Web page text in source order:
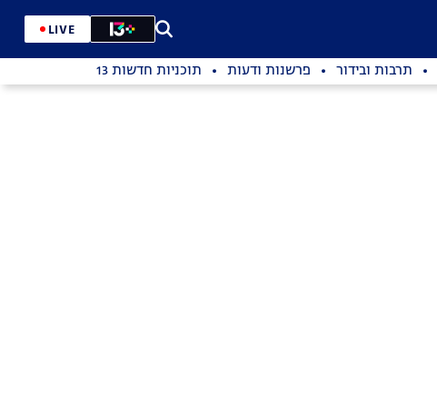
LIVE
תרבות ובידור פרשנות ודעות תוכניות חדשות 13